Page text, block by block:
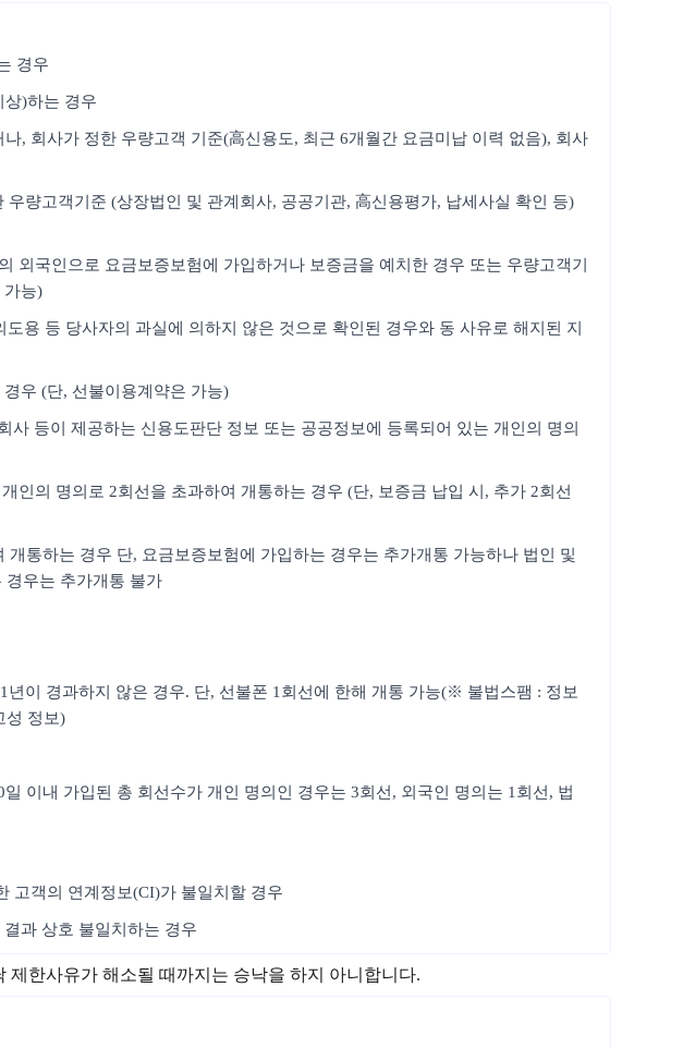
경우
상)하는 경우
, 회사가 정한 우량고객 기준(高신용도, 최근 6개월간 요금미납 이력 없음), 회사
량고객기준 (상장법인 및 관계회사, 공공기관, 高신용평가, 납세사실 확인 등)
국인으로 요금보증보험에 가입하거나 보증금을 예치한 경우 또는 우량고객기
가능)
용 등 당사자의 과실에 의하지 않은 것으로 확인된 경우와 동 사유로 해지된 지
우 (단, 선불이용계약은 가능)
등이 제공하는 신용도판단 정보 또는 공공정보에 등록되어 있는 개인의 명의
인의 명의로 2회선을 초과하여 개통하는 경우 (단, 보증금 납입 시, 추가 2회선
통하는 경우 단, 요금보증보험에 가입하는 경우는 추가개통 가능하나 법인 및
경우는 추가개통 불가
이 경과하지 않은 경우. 단, 선불폰 1회선에 한해 개통 가능(※ 불법스팸 : 정보
성 정보)
이내 가입된 총 회선수가 개인 명의인 경우는 3회선, 외국인 명의는 1회선, 법
고객의 연계정보(CI)가 불일치할 경우
과 상호 불일치하는 경우
한사유가 해소될 때까지는 승낙을 하지 아니합니다.